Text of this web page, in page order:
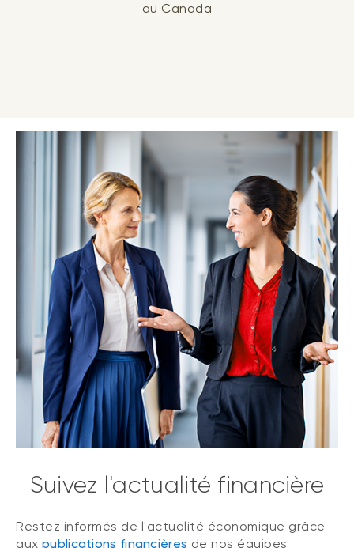
au Canada
Suivez l'actualité financière
Restez informés de l'actualité économique grâce
aux publications financières de nos équipes